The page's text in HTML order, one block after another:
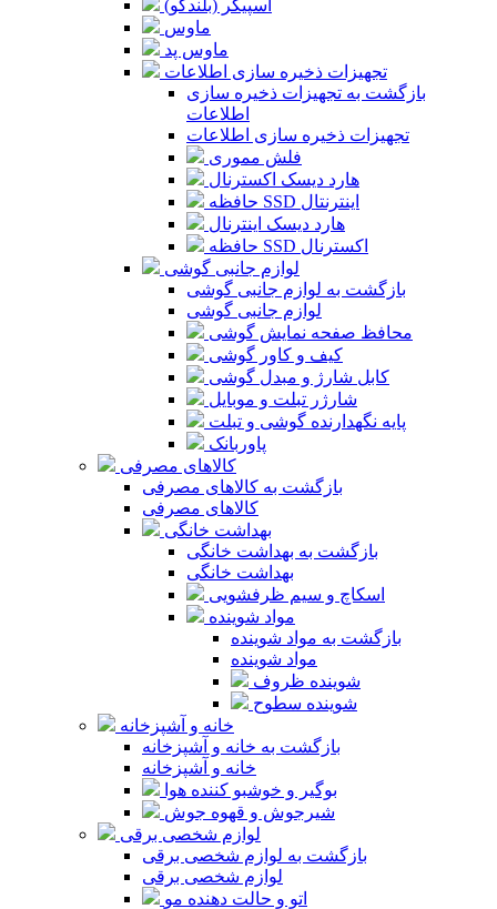
اسپیکر (بلندگو)
ماوس
ماوس پد
تجهیزات ذخیره سازی اطلاعات
بازگشت به تجهیزات ذخیره سازی
اطلاعات
تجهیزات ذخیره سازی اطلاعات
فلش مموری
هارد دیسک اکسترنال
حافظه SSD اینترنتال
هارد دیسک اینترنال
حافظه SSD اکسترنال
لوازم جانبی گوشی
بازگشت به لوازم جانبی گوشی
لوازم جانبی گوشی
محافظ صفحه نمایش گوشی
کیف و کاور گوشی
کابل شارژ و مبدل گوشی
شارژر تبلت و موبایل
پایه نگهدارنده گوشی و تبلت
پاوربانک
کالاهای مصرفی
بازگشت به کالاهای مصرفی
کالاهای مصرفی
بهداشت خانگی
بازگشت به بهداشت خانگی
بهداشت خانگی
اسکاچ و سیم ظرفشویی
مواد شوینده
بازگشت به مواد شوینده
مواد شوینده
شوینده ظروف
شوینده سطوح
خانه و آشپزخانه
بازگشت به خانه و آشپزخانه
خانه و آشپزخانه
بوگیر و خوشبو کننده هوا
شیرجوش و قهوه جوش
لوازم شخصی برقی
بازگشت به لوازم شخصی برقی
لوازم شخصی برقی
اتو و حالت دهنده مو